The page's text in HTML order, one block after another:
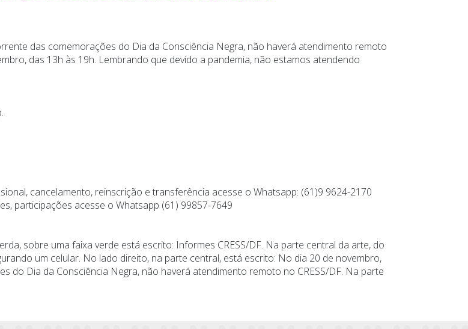
das comemorações do Dia da Consciência Negra, não haverá atendimento remoto
das 13h às 19h. Lembrando que devido a pandemia, não estamos atendendo
cancelamento, reinscrição e transferência acesse o Whatsapp: (61)9 9624-2170
participações acesse o Whatsapp (61) 99857-7649
sobre uma faixa verde está escrito: Informes CRESS/DF. Na parte central da arte, do
um celular. No lado direito, na parte central, está escrito: No dia 20 de novembro,
do Dia da Consciência Negra, não haverá atendimento remoto no CRESS/DF. Na parte